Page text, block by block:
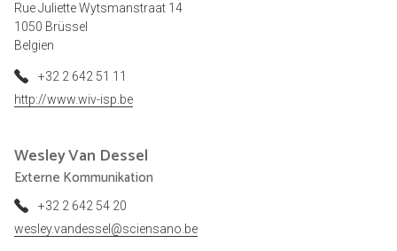
Rue Juliette Wytsmanstraat 14
1050 Brüssel
Belgien
+32 2 642 51 11
http://www.wiv-isp.be
WesleyVan Dessel
Externe Kommunikation
+32 2 642 54 20
wesley.vandessel@sciensano.be